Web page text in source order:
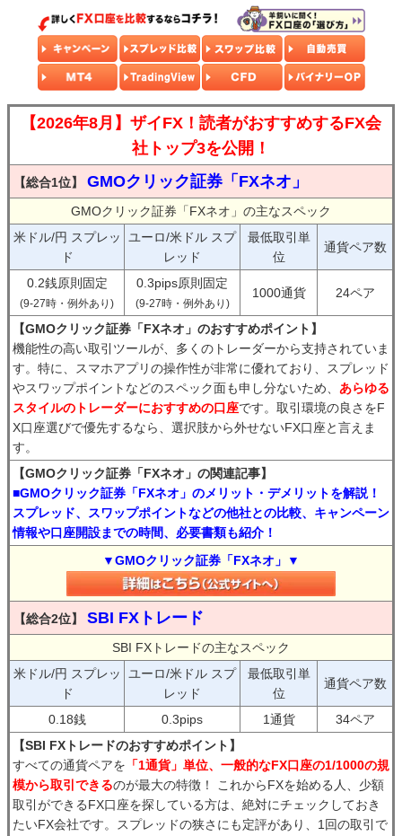
【2026年8月】ザイFX！読者がおすすめするFX会
社トップ3を公開！
【総合1位】 GMOクリック証券「FXネオ」
GMOクリック証券「FXネオ」の主なスペック
米ドル/円 スプレッ
ド
ユーロ/米ドル スプ
レッド
最低取引単
位
通貨ペア数
0.2銭原則固定
(9-27時・例外あり)
0.3pips原則固定
(9-27時・例外あり)
1000通貨 24ペア
【GMOクリック証券「FXネオ」のおすすめポイント】
機能性の高い取引ツールが、多くのトレーダーから支持されていま
す。特に、スマホアプリの操作性が非常に優れており、スプレッド
やスワップポイントなどのスペック面も申し分ないため、 あらゆる
スタイルのトレーダーにおすすめの口座です。取引環境の良さをF
X口座選びで優先するなら、選択肢から外せないFX口座と言えま
す。
【GMOクリック証券「FXネオ」の関連記事】
■GMOクリック証券「FXネオ」のメリット・デメリットを解説！
スプレッド、スワップポイントなどの他社との比較、キャンペーン
情報や口座開設までの時間、必要書類も紹介！
▼GMOクリック証券「FXネオ」▼
【総合2位】 SBI FXトレード
SBI FXトレードの主なスペック
米ドル/円 スプレッ
ド
ユーロ/米ドル スプ
レッド
最低取引単
位
通貨ペア数
0.18銭 0.3pips 1通貨
34ペア
【SBI FXトレードのおすすめポイント】
すべての通貨ペアを 「1通貨」単位、一般的なFX口座の1/1000の規
模から取引できるのが最大の特徴！ これからFXを始める人、少額
取引ができるFX口座を探している方は、絶対にチェックしておき
たいFX会社です。スプレッドの狭さにも定評があり、1回の取引で